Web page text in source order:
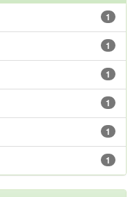
1
1
1
1
1
1